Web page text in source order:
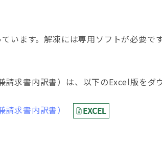
います。解凍には専用ソフトが必要です
求書内訳書）は、以下のExcel版をダ
求書内訳書）